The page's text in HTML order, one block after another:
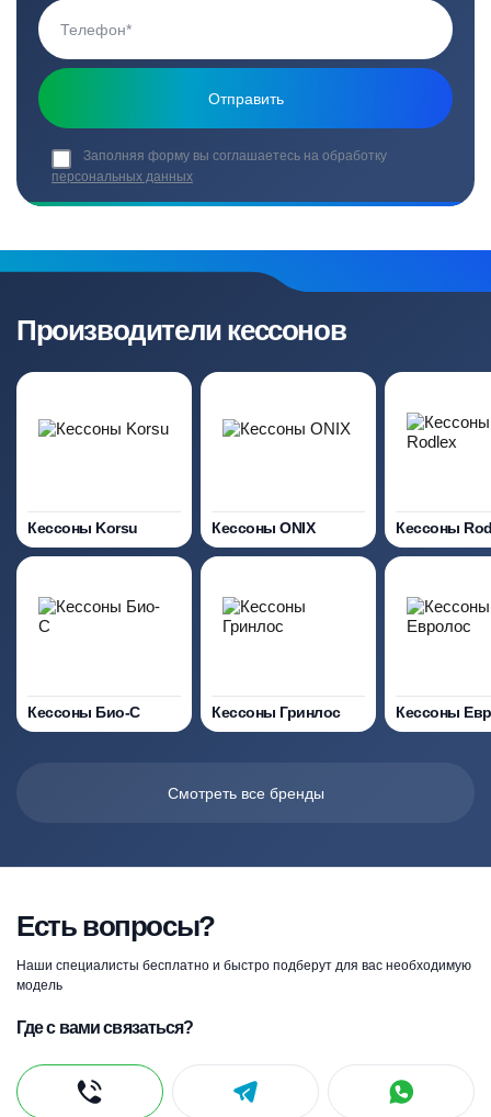
Заполняя форму вы соглашаетесь на обработку
персональных данных
Производители кессонов
Кессоны Korsu Кессоны ONIX Кессоны
Кессоны Био-С Кессоны Гринлос Кессоны
Смотреть все бренды
Есть вопросы?
Наши специалисты бесплатно и быстро подберут для вас необходимую
модель
Где с вами связаться?